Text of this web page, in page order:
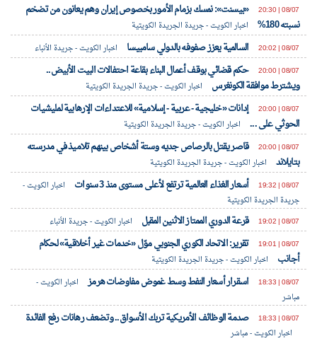
08/07 | 20:30
«بيسنت»: نمسك بزمام الأمور بخصوص إيران وهم يعانون من تضخم
نسبته 180%
اخبار الكويت - جريدة الجريدة الكويتية
08/07 | 20:02
السالمية يعزز صفوفه بالدولي سامبيسا
اخبار الكويت - جريدة الأنباء
08/07 | 20:00
حكم قضائي بوقف أعمال البناء بقاعة احتفالات البيت الأبيض..
ويشترط موافقة الكونغرس
اخبار الكويت - جريدة الجريدة الكويتية
08/07 | 20:00
إدانات «خليجية - عربية - إسلامية» للاعتداءات الإرهابية لمليشيات
الحوثي على ...
اخبار الكويت - جريدة الجريدة الكويتية
08/07 | 20:00
قاصر يقتل بالرصاص جديه وستة أشخاص بينهم تلاميذ في مدرسته
بتايلاند
اخبار الكويت - جريدة الجريدة الكويتية
08/07 | 19:32
أسعار الغذاء العالمية ترتفع لأعلى مستوى منذ 3 سنوات
اخبار الكويت -
جريدة الجريدة الكويتية
08/07 | 19:02
قرعة الدوري الممتاز الاثنين المقبل
اخبار الكويت - جريدة الأنباء
08/07 | 19:01
تقرير: الاتحاد الكوري الجنوبي موّل «خدمات غير أخلاقية» لحكام
أجانب
اخبار الكويت - جريدة الجريدة الكويتية
08/07 | 18:33
اسقرار أسعار النفط وسط غموض مفاوضات هرمز
اخبار الكويت -
مباشر
08/07 | 18:33
صدمة الوظائف الأمريكية تربك الأسواق.. وتضعف رهانات رفع الفائدة
اخبار الكويت - مباشر